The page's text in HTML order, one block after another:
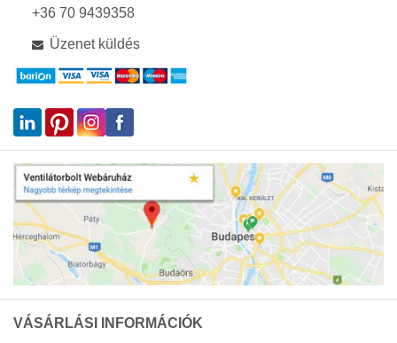
+36 70 9439358
Üzenet küldés
VÁSÁRLÁSI INFORMÁCIÓK